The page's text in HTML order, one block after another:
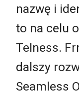
nazwę i
to na celu
Telness.
dalszy
Seamless